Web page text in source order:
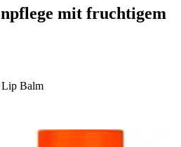
mit fruchtigem
Lip Balm